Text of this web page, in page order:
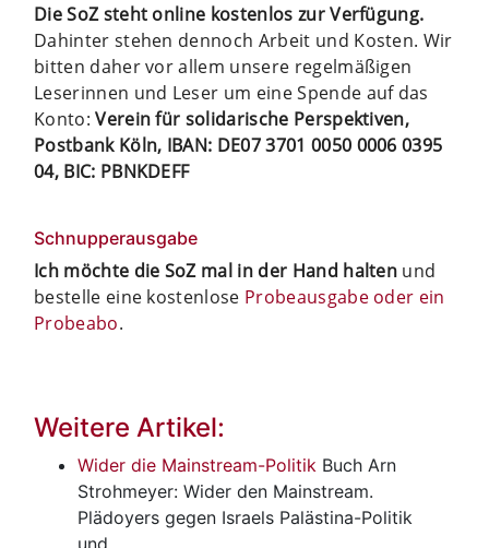
Die SoZ steht online kostenlos zur Verfügung.
Dahinter stehen dennoch Arbeit und Kosten. Wir
bitten daher vor allem unsere regelmäßigen
Leserinnen und Leser um eine Spende auf das
Konto:Verein für solidarische Perspektiven,
Postbank Köln, IBAN: DE07 3701 0050 0006 0395
04, BIC: PBNKDEFF
Schnupperausgabe
Ich möchte die SoZ mal in der Hand halten und
bestelle eine kostenlose Probeausgabe oder ein
Probeabo.
Weitere Artikel:
Wider die Mainstream-Politik Buch Arn
Strohmeyer: Wider den Mainstream.
Plädoyers gegen Israels Palästina-Politik
und…